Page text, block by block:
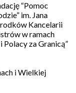
“Pomoc
im. Jana
Kancelarii
w ramach
Polacy za Granicą”
i Wielkiej